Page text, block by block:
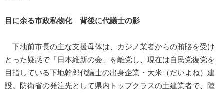
目に余る市政私物化 背後に代議士の影
下地前市長の主な支援母体は、カジノ業者からの賄賂を受け
とった疑惑で「日本維新の会」を離党し、現在は自民党復党を
目指している下地幹郎代議士の出身企業・大米（だいよね）建
設。防衛省の発注先として県内トップクラスの土建業者で、陸